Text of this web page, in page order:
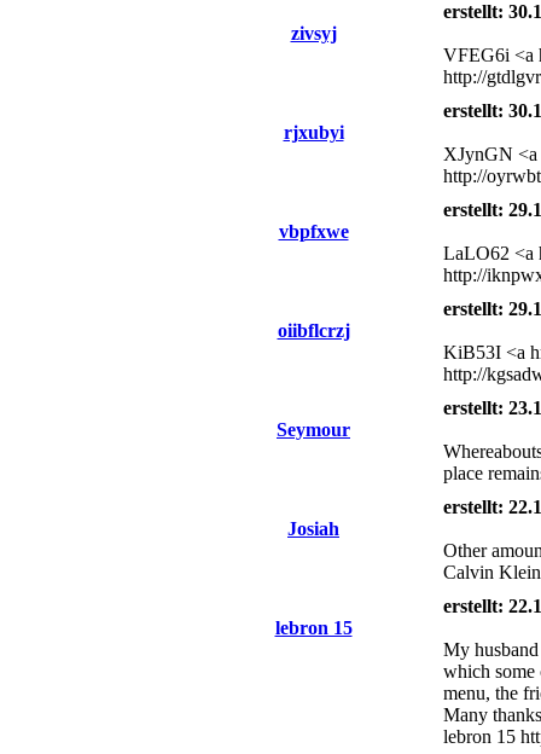
zivsyj
erstellt:
VFEG6i <a
http://
rjxubyi
erstellt:
XJynGN
http://
vbpfxwe
erstellt:
LaLO62 <a
http://
oiibflcrzj
erstellt:
KiB53I <a
http://
Seymour
erstellt:
place
Josiah
erstellt:
Other
Calvin
lebron 15
erstellt:
My
which some
menu, the
Many
lebron 15